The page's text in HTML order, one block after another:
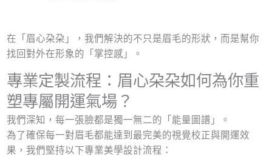
在「眉心朶朶」，我們解決的不只是眉毛的形狀，而是幫你
找回對外在形象的「掌控感」。
專業定製流程：眉心朶朶如何為你重
塑專屬開運氣場？
我們深知，每一張臉都是獨一無二的「能量圖譜」。
為了確保每一對眉毛都能達到最完美的視覺校正與開運效
果，我們堅持以下專業美學設計流程：